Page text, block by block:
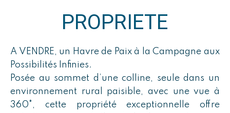
PROPRIETE
A VENDRE, un Havre de Paix à la Campagne aux
Possibilités Infinies.
Posée au sommet d’une colline, seule dans un
environnement rural paisible, avec une vue à
360°, cette propriété exceptionnelle offre